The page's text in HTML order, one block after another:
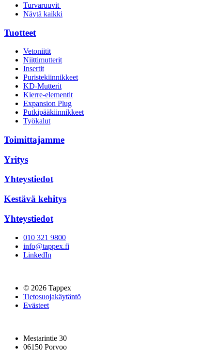
Turvaruuvit
Näytä kaikki
Tuotteet
Vetoniitit
Niittimutterit
Insertit
Puristekiinnikkeet
KD-Mutterit
Kierre-elementit
Expansion Plug
Putkipääkiinnikkeet
Työkalut
Toimittajamme
Yritys
Yhteystiedot
Kestävä kehitys
Yhteystiedot
010 321 9800
info@tappex.fi
LinkedIn
© 2026 Tappex
Tietosuojakäytäntö
Evästeet
Mestarintie 30
06150 Porvoo